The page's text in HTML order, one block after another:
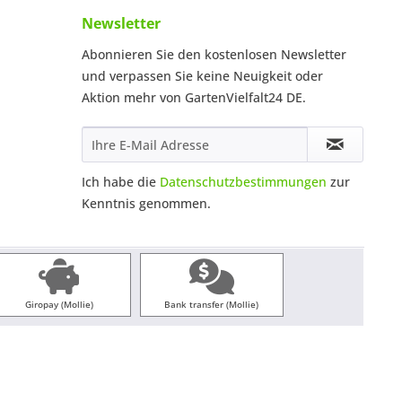
Newsletter
Abonnieren Sie den kostenlosen Newsletter
und verpassen Sie keine Neuigkeit oder
Aktion mehr von GartenVielfalt24 DE.
Ich habe die Datenschutzbestimmungen zur
Kenntnis genommen.
Giropay (Mollie) Bank transfer (Mollie)